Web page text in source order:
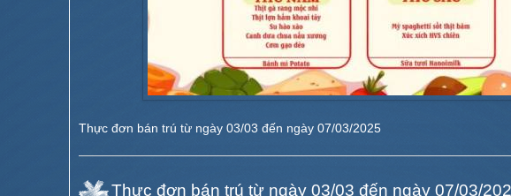
Thực đơn bán trú từ ngày 03/03 đến ngày 07/03/2025
Thực đơn bán trú từ ngày 03/03 đến ngày 07/03/